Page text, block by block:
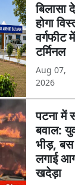
बिलासा
होगा
वर्गफीट
टर्मिनल
Aug 07,
2026
पटना में
बवाल:
भीड़,
लगाई
खदेड़ा